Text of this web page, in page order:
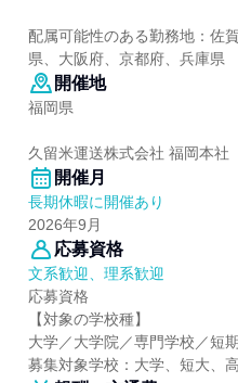
配属可能性のある勤務地：佐
県、大阪府、京都府、兵庫県
開催地
福岡県
久留米運送株式会社 福岡本社
開催月
長期休暇に開催あり
2026年9月
応募資格
文系歓迎、理系歓迎
応募資格
【対象の学校種】
大学／大学院／専門学校／短
募集対象学校：大学、短大、